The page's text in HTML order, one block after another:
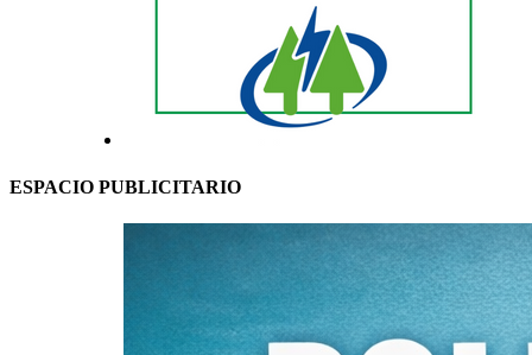
ESPACIO PUBLICITARIO